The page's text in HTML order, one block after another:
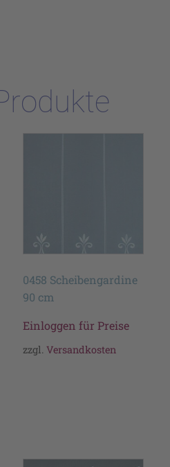
0458 Scheibengardine
90 cm
Einloggen für Preise
zzgl.Versandkosten